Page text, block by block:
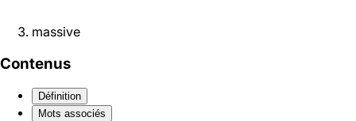
massive
Contenus
Définition
Mots associés